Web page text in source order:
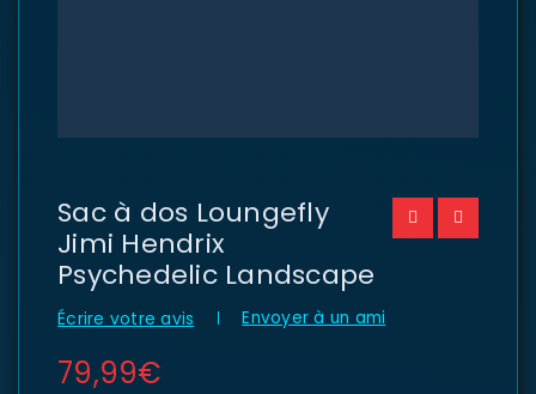
Sac à dos Loungefly
Jimi Hendrix
Psychedelic Landscape
Écrire votre avis Envoyer à un ami
79,99€